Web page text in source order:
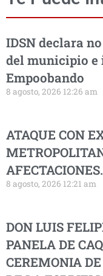
IDSN declara
del municipio e
Empoobando
8 agosto, 2026 12:26 am
ATAQUE CON
AFECTACIONES.
8 agosto, 2026 12:21 am
DON LUIS
PANELA DE
CEREMONIA